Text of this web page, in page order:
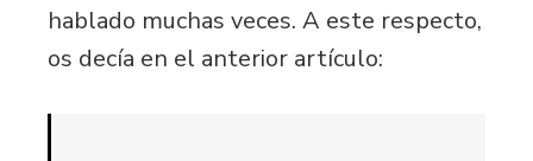
hablado muchas veces. A este respecto,
os decía en el anterior artículo: